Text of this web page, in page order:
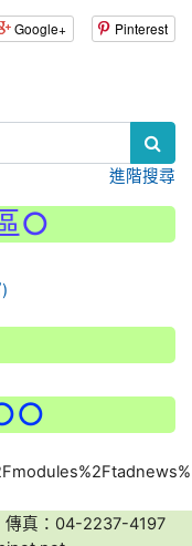
Google+ Pinterest
進階搜尋
○
真：04-2237-4197